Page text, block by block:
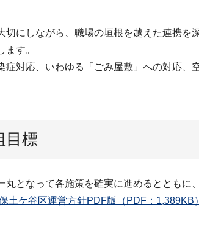
切にしながら、職場の垣根を越えた連携
す。
症対応、いわゆる「ごみ屋敷」への対応
目標
丸となって各施策を確実に進めるととも
土ケ谷区運営方針PDF版（PDF：1,389KB）